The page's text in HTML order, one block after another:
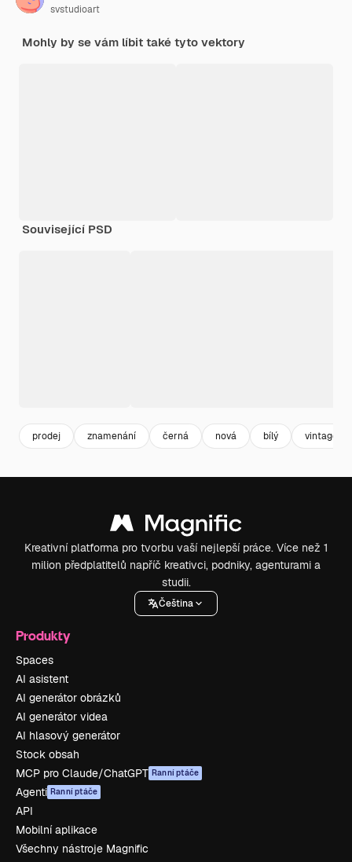
svstudioart
Mohly by se vám líbit také tyto vektory
Související PSD
prodej znamenání černá nová bílý vintage
Kreativní platforma pro tvorbu vaší nejlepší práce. Více než 1
milion předplatitelů napříč kreativci, podniky, agenturami a
studii.
Čeština
Produkty
Spaces
AI asistent
AI generátor obrázků
AI generátor videa
AI hlasový generátor
Stock obsah
MCP pro Claude/ChatGPT Ranní ptáče
Agenti Ranní ptáče
API
Mobilní aplikace
Všechny nástroje Magnific